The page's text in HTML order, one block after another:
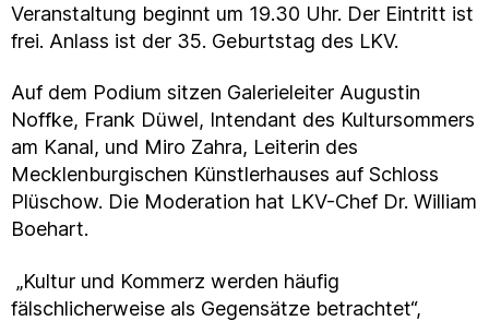
Veranstaltung beginnt um 19.30 Uhr. Der Eintritt ist
frei. Anlass ist der 35. Geburtstag des LKV.
Auf dem Podium sitzen Galerieleiter Augustin
Noffke, Frank Düwel, Intendant des Kultursommers
am Kanal, und Miro Zahra, Leiterin des
Mecklenburgischen Künstlerhauses auf Schloss
Plüschow. Die Moderation hat LKV-Chef Dr. William
Boehart.
„Kultur und Kommerz werden häufig
fälschlicherweise als Gegensätze betrachtet“,